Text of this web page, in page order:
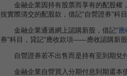
金融企業因持有股票而享有的配股權
按實際清交的配股款，借記"自營證券"科
金融企業通過網上認購新股，借記"應
券"科目，貸記"應收款項——應收認購新
自營證券若不出售而是持有至到期兌付
金融企業自營買入分期付息到期還本債